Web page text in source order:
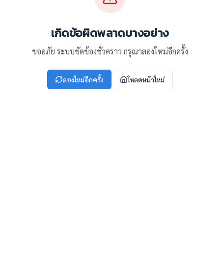
เกิดข้อผิดพลาดบางอย่าง
ขออภัย ระบบขัดข้องชั่วคราว กรุณาลองใหม่อีกครั้ง
ลองใหม่อีกครั้ง โหลดหน้าใหม่